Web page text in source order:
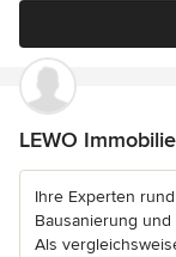
LEWO
Ihre Experten
Bausanierung
Als